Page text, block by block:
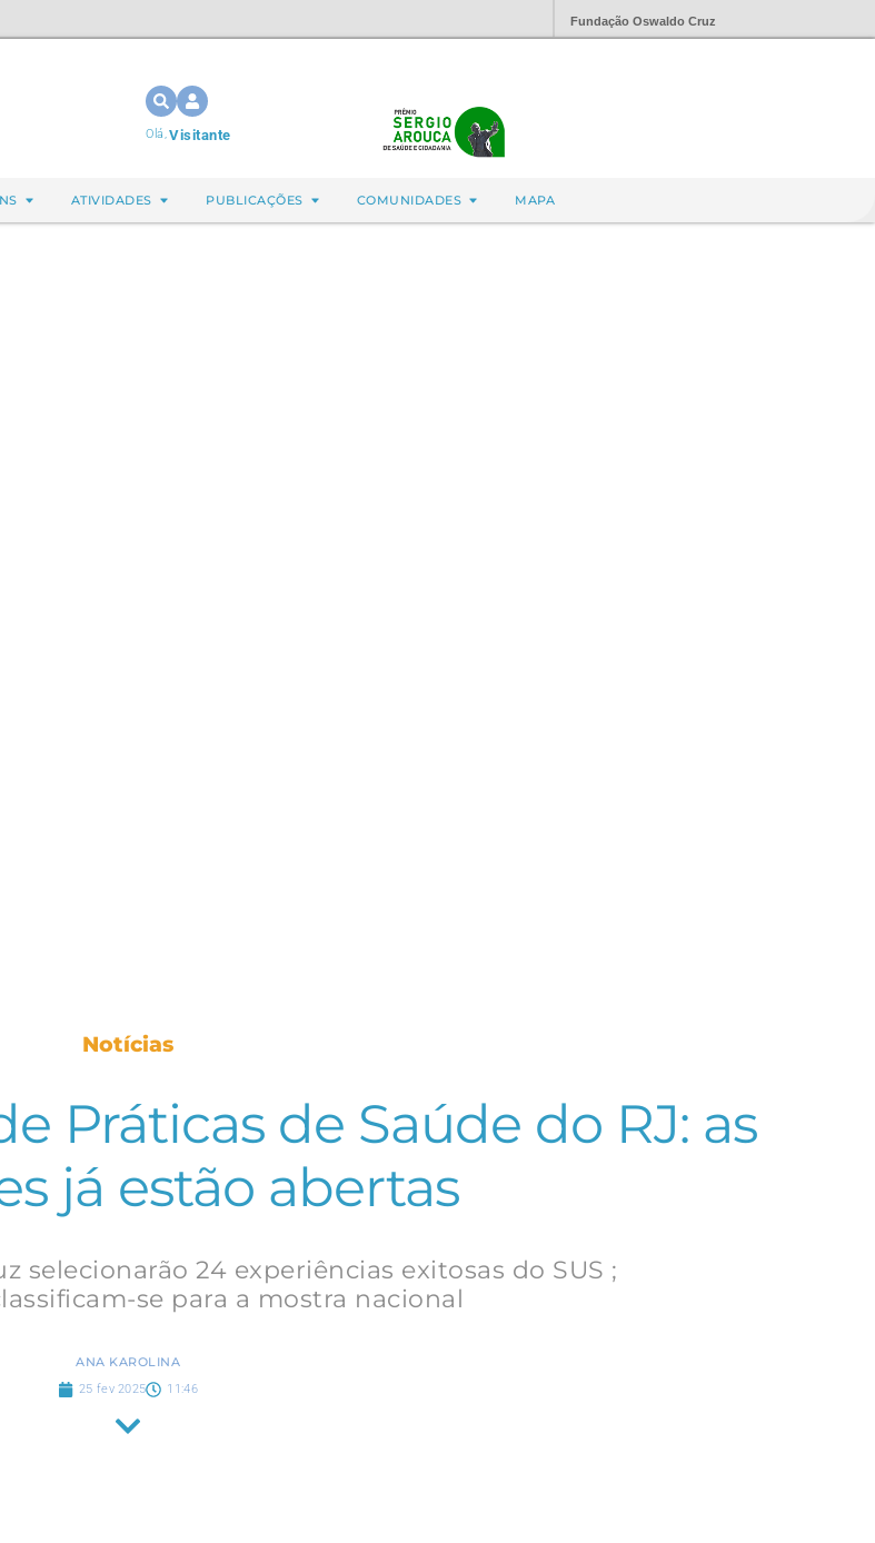
Fundação Oswaldo Cruz
Olá,Visitante
ATIVIDADES PUBLICAÇÕES COMUNIDADES MAPA
Notícias
Práticas de Saúde do RJ: as
já estão abertas
selecionarão 24 experiências exitosas do SUS ;
se para a mostra nacional
ANA KAROLINA
25 fev 2025 11:46